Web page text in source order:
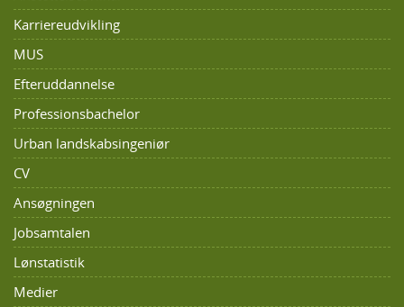
Karriereudvikling
MUS
Efteruddannelse
Professionsbachelor
Urban landskabsingeniør
CV
Ansøgningen
Jobsamtalen
Lønstatistik
Medier